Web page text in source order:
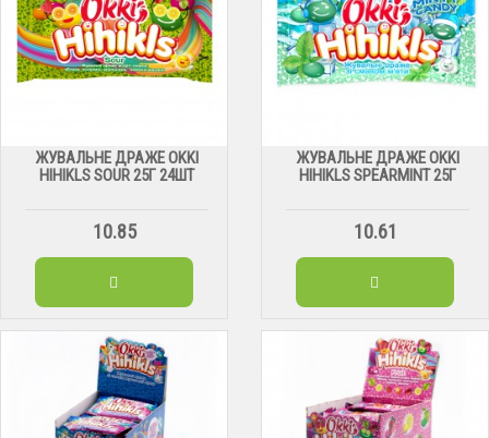
ЖУВАЛЬНЕ ДРАЖЕ OKKI
HIHIKLS SOUR 25Г 24ШТ
10.85
ЖУВАЛЬНЕ ДРАЖЕ OKKI
HIHIKLS SPEARMINT 25Г
10.61